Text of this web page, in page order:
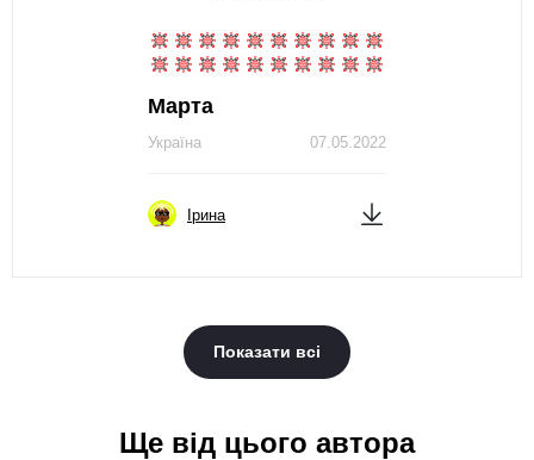
Марта
07.05.2022
Україна
Ірина
Показати всі
Ще від цього автора